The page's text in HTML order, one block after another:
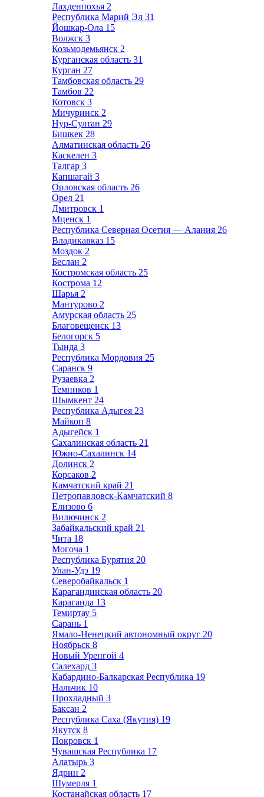
Лахденпохья 2
Республика Марий Эл 31
Йошкар-Ола 15
Волжск 3
Козьмодемьянск 2
Курганская область 31
Курган 27
Тамбовская область 29
Тамбов 22
Котовск 3
Мичуринск 2
Нур-Султан 29
Бишкек 28
Алматинская область 26
Каскелен 3
Талгар 3
Капшагай 3
Орловская область 26
Орел 21
Дмитровск 1
Мценск 1
Республика Северная Осетия — Алания 26
Владикавказ 15
Моздок 2
Беслан 2
Костромская область 25
Кострома 12
Шарья 2
Мантурово 2
Амурская область 25
Благовещенск 13
Белогорск 5
Тында 3
Республика Мордовия 25
Саранск 9
Рузаевка 2
Темников 1
Шымкент 24
Республика Адыгея 23
Майкоп 8
Адыгейск 1
Сахалинская область 21
Южно-Сахалинск 14
Долинск 2
Корсаков 2
Камчатский край 21
Петропавловск-Камчатский 8
Елизово 6
Вилючинск 2
Забайкальский край 21
Чита 18
Могоча 1
Республика Бурятия 20
Улан-Удэ 19
Северобайкальск 1
Карагандинская область 20
Караганда 13
Темиртау 5
Сарань 1
Ямало-Ненецкий автономный округ 20
Ноябрьск 8
Новый Уренгой 4
Салехард 3
Кабардино-Балкарская Республика 19
Нальчик 10
Прохладный 3
Баксан 2
Республика Саха (Якутия) 19
Якутск 8
Покровск 1
Чувашская Республика 17
Алатырь 3
Ядрин 2
Шумерля 1
Костанайская область 17